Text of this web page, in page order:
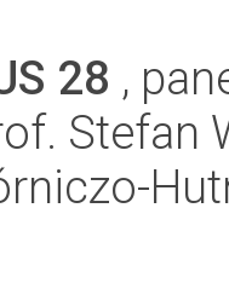
28 ,
Stefan